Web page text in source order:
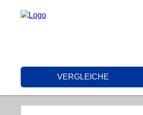
VERGLEICHE